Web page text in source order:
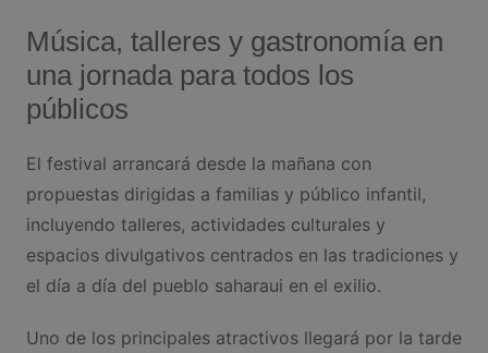
Música, talleres y gastronomía en
una jornada para todos los
públicos
El festival arrancará desde la mañana con
propuestas dirigidas a familias y público infantil,
incluyendo talleres, actividades culturales y
espacios divulgativos centrados en las tradiciones y
el día a día del pueblo saharaui en el exilio.
Uno de los principales atractivos llegará por la tarde